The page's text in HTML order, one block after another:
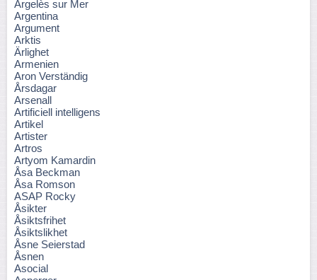
Argelès sur Mer
Argentina
Argument
Arktis
Ärlighet
Armenien
Aron Verständig
Årsdagar
Arsenall
Artificiell intelligens
Artikel
Artister
Artros
Artyom Kamardin
Åsa Beckman
Åsa Romson
ASAP Rocky
Åsikter
Åsiktsfrihet
Åsiktslikhet
Åsne Seierstad
Åsnen
Asocial